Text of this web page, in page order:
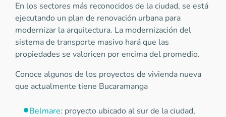
En los sectores más reconocidos de la ciudad, se está
ejecutando un plan de renovación urbana para
modernizar la arquitectura. La modernización del
sistema de transporte masivo hará que las
propiedades se valoricen por encima del promedio.
Conoce algunos de los proyectos de vivienda nueva
que actualmente tiene Bucaramanga
Belmare: proyecto ubicado al sur de la ciudad,